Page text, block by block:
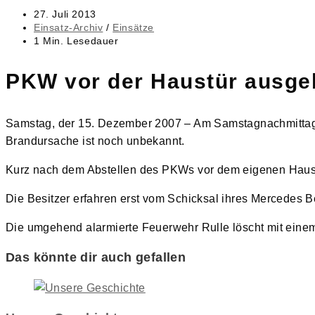
Beitrag
veröffentlicht:
27. Juli 2013
Beitrags-
Kategorie:
Einsatz-Archiv / Einsätze
Lesedauer:
1 Min. Lesedauer
PKW vor der Haustür
Samstag, der 15. Dezember 2007 – Am
Brandursache ist noch unbekannt.
Kurz nach dem Abstellen des PKWs vor dem eigenen
Die Besitzer erfahren erst vom Schicksal ihres Mercedes
Die umgehend alarmierte Feuerwehr Rulle löscht mit
Das könnte dir auch gefallen